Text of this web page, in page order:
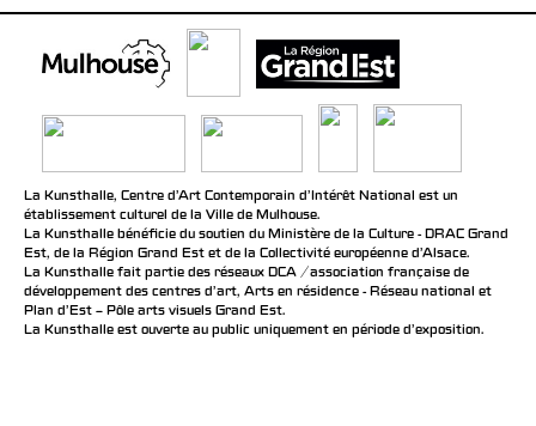
La Kunsthalle, Centre d’Art Contemporain d’Intérêt National est un
établissement culturel de la Ville de Mulhouse.
La Kunsthalle bénéficie du soutien du Ministère de la Culture - DRAC Grand
Est, de la Région Grand Est et de la Collectivité européenne d’Alsace.
La Kunsthalle fait partie des réseaux DCA / association française de
développement des centres d'art, Arts en résidence - Réseau national et
Plan d’Est – Pôle arts visuels Grand Est.
La Kunsthalle est ouverte au public uniquement en période d'exposition.